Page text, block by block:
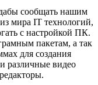
сообщать нашим
мира IT технологий,
с настройкой ПК.
пакетам, а так
для создания
различные видео